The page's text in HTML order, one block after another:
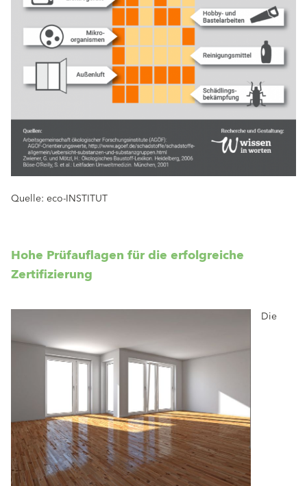
Quelle: eco-INSTITUT
Hohe Prüfauflagen für die erfolgreiche
Zertifizierung
Die